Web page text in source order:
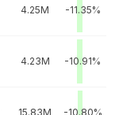
4.25M -11.35%
4.23M -10.91%
15.83M -10.80%